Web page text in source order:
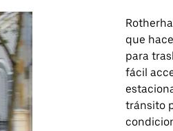
que
para
fácil
tránsito